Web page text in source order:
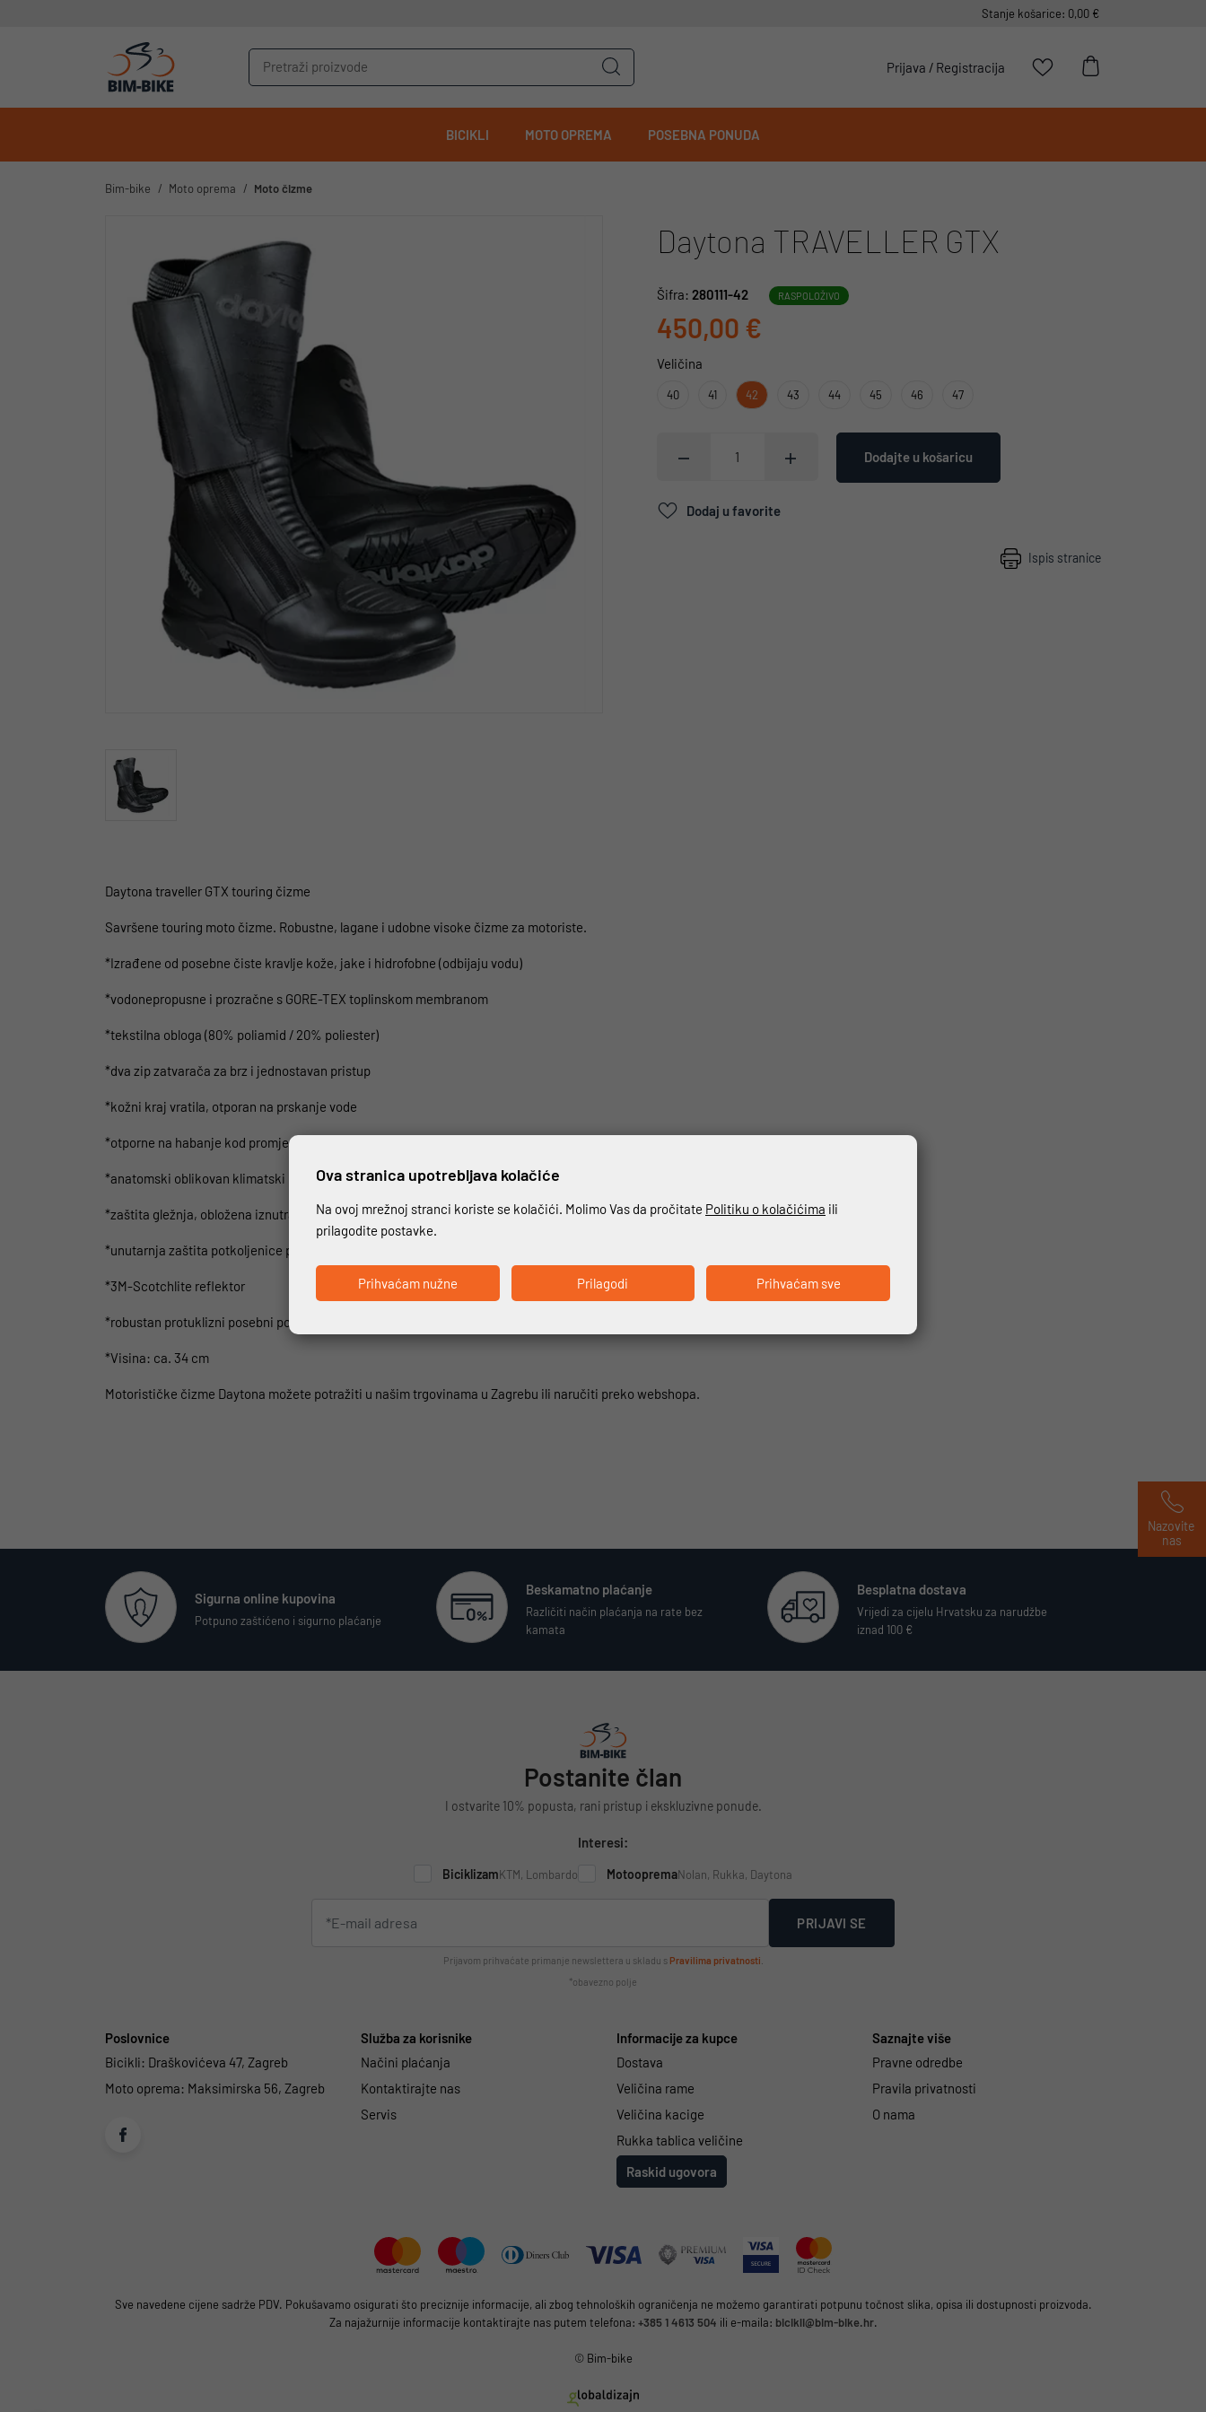
Stanje košarice: 0,00 €
Prijava / Registracija
BICIKLI MOTO OPREMA POSEBNA PONUDA
Bim-bike Moto oprema Moto čizme
Daytona TRAVELLER GTX
Šifra: 280111-42 RASPOLOŽIVO
450,00 €
Veličina
40 41 42 43 44 45 46 47
Dodajte u košaricu
Dodaj u favorite
Ispis stranice
Daytona traveller GTX touring čizme
Savršene touring moto čizme. Robustne, lagane i udobne visoke čizme za motoriste.
*Izrađene od posebne čiste kravlje kože, jake i hidrofobne (odbijaju vodu)
*vodonepropusne i prozračne s GORE-TEX toplinskom membranom
*tekstilna obloga (80% poliamid / 20% poliester)
*dva zip zatvarača za brz i jednostavan pristup
*kožni kraj vratila, otporan na prskanje vode
*otporne na habanje kod promjene brzina, zbog pojačanja od PU pjene
*anatomski oblikovan klimatski uložak
*zaštita gležnja, obložena iznutra posebnom pjenom
*unutarnja zaštita potkoljenice podložena lateks pjenom
*3M-Scotchlite reflektor
*robustan protuklizni posebni potplat
*Visina: ca. 34 cm
Motorističke čizme Daytona možete potražiti u našim trgovinama u Zagrebu ili naručiti preko webshopa.
Sigurna online kupovina
Potpuno zaštićeno i sigurno plaćanje
Beskamatno plaćanje
Različiti način plaćanja na rate bez
kamata
Besplatna dostava
Vrijedi za cijelu Hrvatsku za narudžbe
iznad 100 €
Postanite član
I ostvarite 10% popusta, rani pristup i ekskluzivne ponude.
Interesi:
BiciklizamKTM, Lombardo MotoopremaNolan, Rukka, Daytona
PRIJAVI SE
Prijavom prihvaćate primanje newslettera u skladu s Pravilima privatnosti
*obavezno polje
Poslovnice
Bicikli: Draškovićeva 47, Zagreb
Moto oprema: Maksimirska 56, Zagreb
Služba za korisnike
Načini plaćanja
Kontaktirajte nas
Servis
Informacije za kupce
Dostava
Veličina rame
Veličina kacige
Rukka tablica veličine
Raskid ugovora
Saznajte više
Pravne odredbe
Pravila privatnosti
O nama
Sve navedene cijene sadrže PDV. Pokušavamo osigurati što preciznije informacije, ali zbog tehnoloških ograničenja ne možemo garantirati potpunu točnost slika, opisa ili dostupnosti proizvoda.
Za najažurnije informacije kontaktirajte nas putem telefona: +385 1 4613 504 ili e-maila: bicikli@bim-bike.hr.
© Bim-bike
Nazovite
nas
Ova stranica upotrebljava kolačiće
Na ovoj mrežnoj stranci koriste se kolačići. Molimo Vas da pročitate Politiku o kolačićima ili
prilagodite postavke.
Prihvaćam nužne Prilagodi Prihvaćam sve